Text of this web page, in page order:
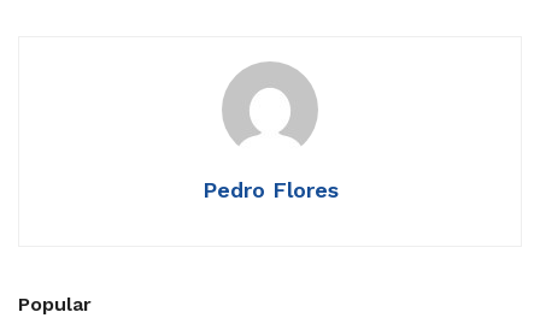
Pedro Flores
Popular